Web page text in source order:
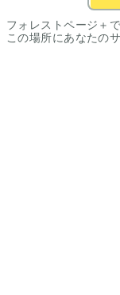
フォレストページ＋
この場所にあなたの